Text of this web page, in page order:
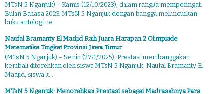
MTsN 5 Nganjuk) – Kamis (12/10/2023), dalam rangka memperingati
Bulan Bahasa 2023, MTsN 5 Nganjuk dengan bangga meluncurkan
buku antologi ce...
Naufal Bramanty El Madjid Raih Juara Harapan 2 Olimpiade
Matematika Tingkat Provinsi Jawa Timur
(MTsN 5 Nganjuk) – Senin (27/1/2025), Prestasi membanggakan
kembali ditorehkan oleh siswa MTsN 5 Nganjuk. Naufal Bramanty El
Madjid, siswa k...
MTsN 5 Nganjuk: Menorehkan Prestasi sebagai Madrasahnya Para